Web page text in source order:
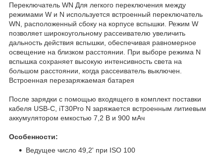
Переключатель WN Для легкого переключения между
режимами W и N используется встроенный переключатель
WN, расположенный сбоку на корпусе вспышки. Режим W
позволяет широкоугольному рассеивателю увеличить
дальность действия вспышки, обеспечивая равномерное
освещение на близком расстоянии. При выборе режима N
вспышка сохраняет высокую интенсивность света на
большом расстоянии, когда рассеиватель выключен.
Встроенная перезаряжаемая батарея
После зарядки с помощью входящего в комплект поставки
кабеля USB-C, iT30Pro N заряжается встроенным литиевым
аккумулятором емкостью 7,2 В и 900 мАч
Особенности:
Ведущее число 49,2' при ISO 100